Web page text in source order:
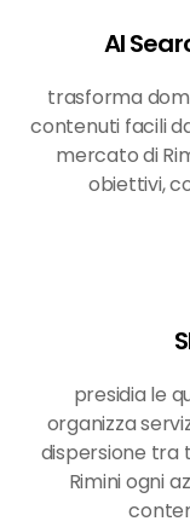
AI
trasforma
contenuti facili
mercato di
obiettivi,
presidia le
organizza
dispersione tra
Rimini ogni